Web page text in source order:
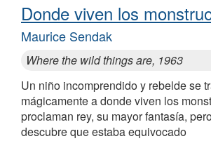
Donde viven los
Maurice Sendak
Where the wild things are, 1963
Un niño incomprendido y rebelde se
mágicamente a donde viven los
proclaman rey, su mayor fantasía,
descubre que estaba equivocado